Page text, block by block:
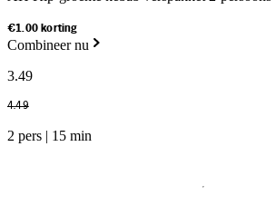
€1.00 korting
Combineer nu
3.49
4.49
2 pers | 15 min